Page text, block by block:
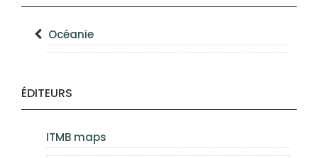
Océanie
ÉDITEURS
ITMB maps